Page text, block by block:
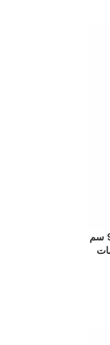
نوت هارد كفر Flower Girl مقاس 13.5×9.5 سم